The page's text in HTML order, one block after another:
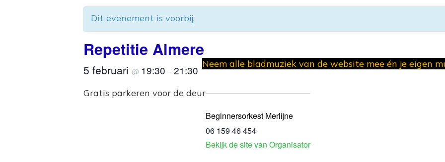
Dit evenement is voorbij.
Repetitie Almere
5 februari @ 19:30 –21:30 Neem alle bladmuziek van de website mee én je eigen
Gratis parkeren voor de deur
Beginnersorkest Merlijne
06 159 46 454
Bekijk de site van Organisator